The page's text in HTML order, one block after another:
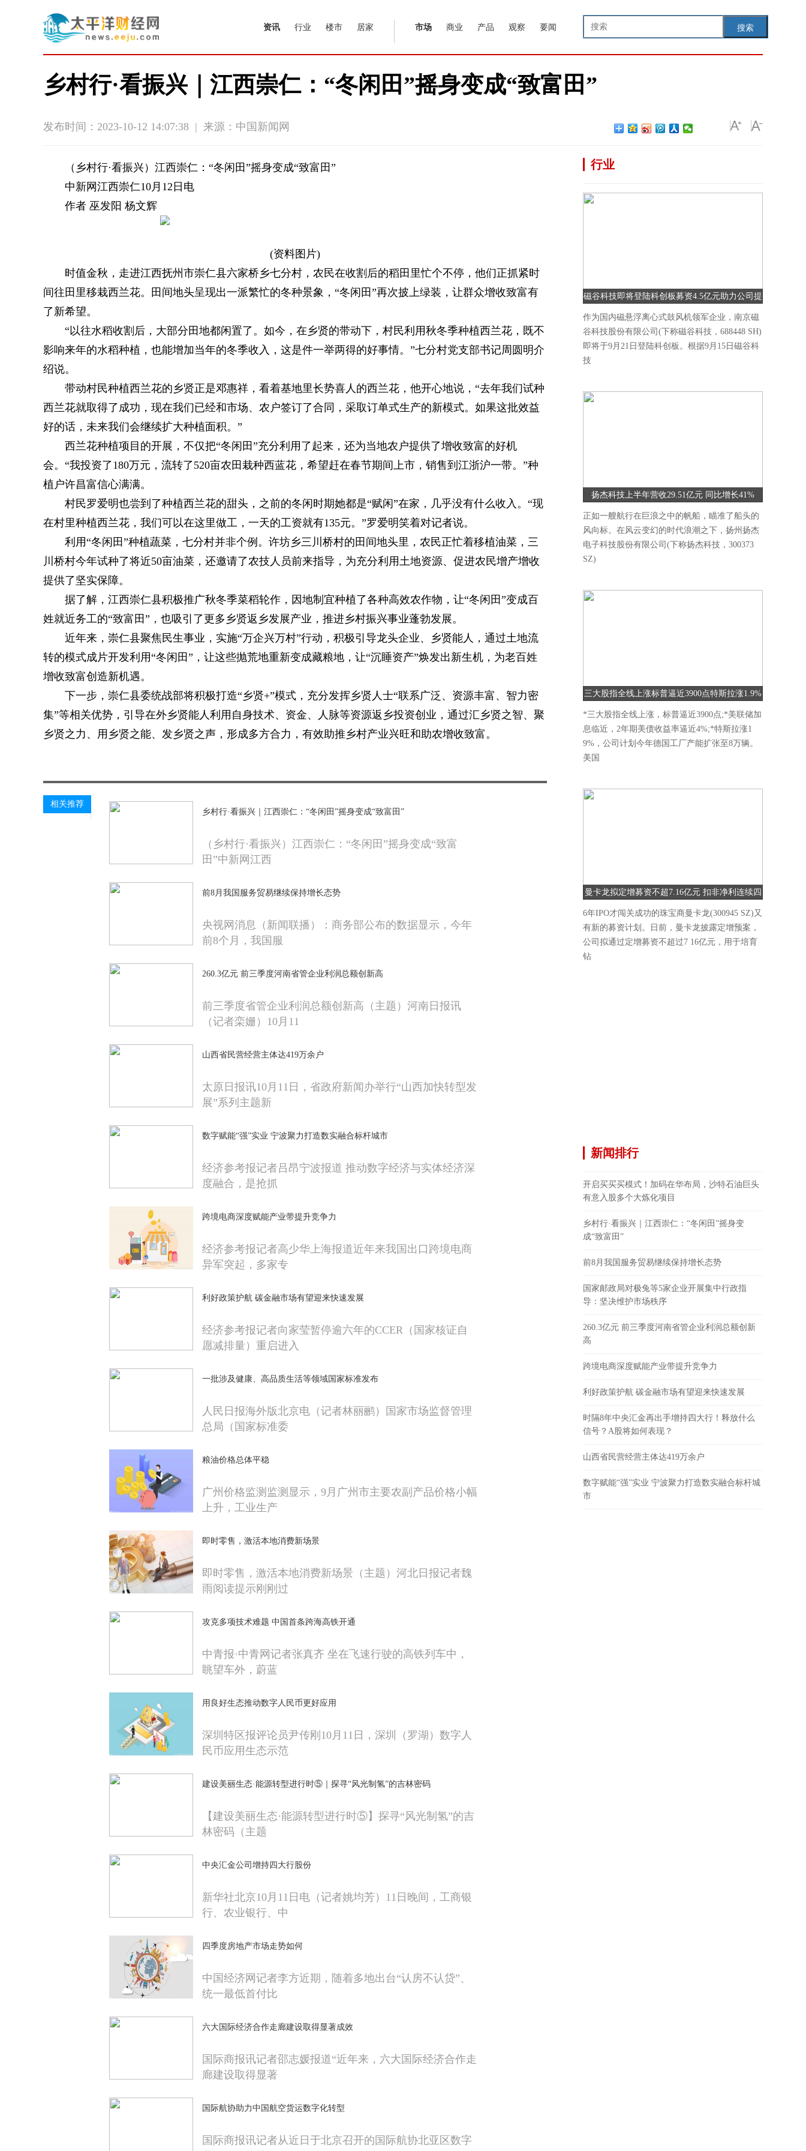
搜索
资讯 行业 楼市 居家 市场 商业 产品 观察 要闻
乡村行·看振兴｜江西崇仁：“冬闲田”摇身变成“致富田”
发布时间：2023-10-12 14:07:38 | 来源：中国新闻网
（乡村行·看振兴）江西崇仁：“冬闲田”摇身变成“致富田”
中新网江西崇仁10月12日电
作者 巫发阳 杨文辉
(资料图片)
时值金秋，走进江西抚州市崇仁县六家桥乡七分村，农民在收割后的稻田里忙个不停，他们正抓紧时
间往田里移栽西兰花。田间地头呈现出一派繁忙的冬种景象，“冬闲田”再次披上绿装，让群众增收致富有
了新希望。
“以往水稻收割后，大部分田地都闲置了。如今，在乡贤的带动下，村民利用秋冬季种植西兰花，既不
影响来年的水稻种植，也能增加当年的冬季收入，这是件一举两得的好事情。”七分村党支部书记周圆明介
绍说。
带动村民种植西兰花的乡贤正是邓惠祥，看着基地里长势喜人的西兰花，他开心地说，“去年我们试种
西兰花就取得了成功，现在我们已经和市场、农户签订了合同，采取订单式生产的新模式。如果这批效益
好的话，未来我们会继续扩大种植面积。”
西兰花种植项目的开展，不仅把“冬闲田”充分利用了起来，还为当地农户提供了增收致富的好机
会。“我投资了180万元，流转了520亩农田栽种西蓝花，希望赶在春节期间上市，销售到江浙沪一带。”种
植户许昌富信心满满。
村民罗爱明也尝到了种植西兰花的甜头，之前的冬闲时期她都是“赋闲”在家，几乎没有什么收入。“现
在村里种植西兰花，我们可以在这里做工，一天的工资就有135元。”罗爱明笑着对记者说。
利用“冬闲田”种植蔬菜，七分村并非个例。许坊乡三川桥村的田间地头里，农民正忙着移植油菜，三
川桥村今年试种了将近50亩油菜，还邀请了农技人员前来指导，为充分利用土地资源、促进农民增产增收
提供了坚实保障。
据了解，江西崇仁县积极推广秋冬季菜稻轮作，因地制宜种植了各种高效农作物，让“冬闲田”变成百
姓就近务工的“致富田”，也吸引了更多乡贤返乡发展产业，推进乡村振兴事业蓬勃发展。
近年来，崇仁县聚焦民生事业，实施“万企兴万村”行动，积极引导龙头企业、乡贤能人，通过土地流
转的模式成片开发利用“冬闲田”，让这些抛荒地重新变成藏粮地，让“沉睡资产”焕发出新生机，为老百姓
增收致富创造新机遇。
下一步，崇仁县委统战部将积极打造“乡贤+”模式，充分发挥乡贤人士“联系广泛、资源丰富、智力密
集”等相关优势，引导在外乡贤能人利用自身技术、资金、人脉等资源返乡投资创业，通过汇乡贤之智、聚
乡贤之力、用乡贤之能、发乡贤之声，形成多方合力，有效助推乡村产业兴旺和助农增收致富。
相关推荐
乡村行·看振兴｜江西崇仁：“冬闲田”摇身变成“致富田”
（乡村行·看振兴）江西崇仁：“冬闲田”摇身变成“致富
田”中新网江西
前8月我国服务贸易继续保持增长态势
央视网消息（新闻联播）：商务部公布的数据显示，今年
前8个月，我国服
260.3亿元 前三季度河南省管企业利润总额创新高
前三季度省管企业利润总额创新高（主题）河南日报讯
（记者栾姗）10月11
山西省民营经营主体达419万余户
太原日报讯10月11日，省政府新闻办举行“山西加快转型发
展”系列主题新
数字赋能“强”实业 宁波聚力打造数实融合标杆城市
经济参考报记者吕昂宁波报道 推动数字经济与实体经济深
度融合，是抢抓
跨境电商深度赋能产业带提升竞争力
经济参考报记者高少华上海报道近年来我国出口跨境电商
异军突起，多家专
利好政策护航 碳金融市场有望迎来快速发展
经济参考报记者向家莹暂停逾六年的CCER（国家核证自
愿减排量）重启进入
一批涉及健康、高品质生活等领域国家标准发布
人民日报海外版北京电（记者林丽鹂）国家市场监督管理
总局（国家标准委
粮油价格总体平稳
广州价格监测监测显示，9月广州市主要农副产品价格小幅
上升，工业生产
即时零售，激活本地消费新场景
即时零售，激活本地消费新场景（主题）河北日报记者魏
雨阅读提示刚刚过
攻克多项技术难题 中国首条跨海高铁开通
中青报·中青网记者张真齐 坐在飞速行驶的高铁列车中，
眺望车外，蔚蓝
用良好生态推动数字人民币更好应用
深圳特区报评论员尹传刚10月11日，深圳（罗湖）数字人
民币应用生态示范
建设美丽生态·能源转型进行时⑤｜探寻“风光制氢”的吉林密码
【建设美丽生态·能源转型进行时⑤】探寻“风光制氢”的吉
林密码（主题
中央汇金公司增持四大行股份
新华社北京10月11日电（记者姚均芳）11日晚间，工商银
行、农业银行、中
四季度房地产市场走势如何
中国经济网记者李方近期，随着多地出台“认房不认贷”、
统一最低首付比
六大国际经济合作走廊建设取得显著成效
国际商报讯记者邵志媛报道“近年来，六大国际经济合作走
廊建设取得显著
国际航协助力中国航空货运数字化转型
国际商报讯记者从近日于北京召开的国际航协北亚区数字
行业
磁谷科技即将登陆科创板募资4.5亿元助力公司提
升研发能力
作为国内磁悬浮离心式鼓风机领军企业，南京磁
谷科技股份有限公司(下称磁谷科技，688448 SH)
即将于9月21日登陆科创板。根据9月15日磁谷科
技
扬杰科技上半年营收29.51亿元 同比增长41%
正如一艘航行在巨浪之中的帆船，瞄准了船头的
风向标。在风云变幻的时代浪潮之下，扬州扬杰
电子科技股份有限公司(下称扬杰科技，300373
SZ)
三大股指全线上涨标普逼近3900点特斯拉涨1.9%
*三大股指全线上涨，标普逼近3900点;*美联储加
息临近，2年期美债收益率逼近4%;*特斯拉涨1
9%，公司计划今年德国工厂产能扩张至8万辆。
美国
曼卡龙拟定增募资不超7.16亿元 扣非净利连续四
季度下降
6年IPO才闯关成功的珠宝商曼卡龙(300945 SZ)又
有新的募资计划。日前，曼卡龙披露定增预案，
公司拟通过定增募资不超过7 16亿元，用于培育
钻
新闻排行
开启买买买模式！加码在华布局，沙特石油巨头
有意入股多个大炼化项目
乡村行·看振兴｜江西崇仁：“冬闲田”摇身变
成“致富田”
前8月我国服务贸易继续保持增长态势
国家邮政局对极兔等5家企业开展集中行政指
导：坚决维护市场秩序
260.3亿元 前三季度河南省管企业利润总额创新
高
跨境电商深度赋能产业带提升竞争力
利好政策护航 碳金融市场有望迎来快速发展
时隔8年中央汇金再出手增持四大行！释放什么
信号？A股将如何表现？
山西省民营经营主体达419万余户
数字赋能“强”实业 宁波聚力打造数实融合标杆城
市